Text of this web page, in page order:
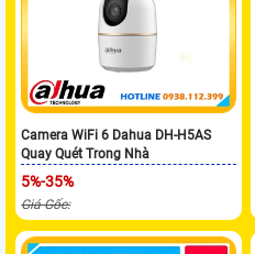
Camera WiFi 6 Dahua DH-H5AS
Quay Quét Trong Nhà
5%-35%
Giá Gốc: